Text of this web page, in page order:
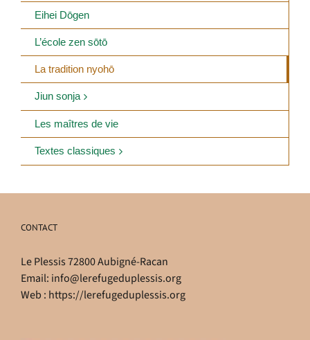
Eihei Dōgen
L’école zen sōtō
La tradition nyohō
Jiun sonja
Les maîtres de vie
Textes classiques
CONTACT
Le Plessis 72800 Aubigné-Racan
Email: info@lerefugeduplessis.org
Web : https://lerefugeduplessis.org